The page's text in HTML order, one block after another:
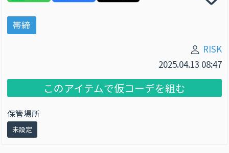
帯締
RISK
2025.04.13 08:47
このアイテムで仮コーデを組む
保管場所
未設定